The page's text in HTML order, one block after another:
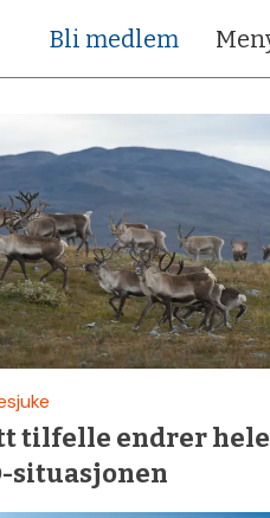
Bli medlem
tilfelle endrer hele
situasjonen